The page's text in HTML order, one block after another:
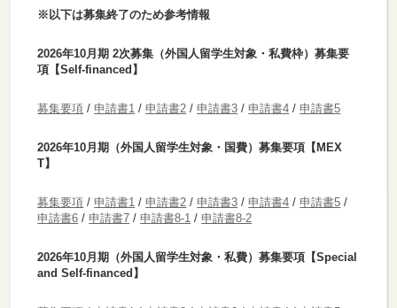
※以下は募集終了のため参考情報
2026年10月期 2次募集（外国人留学生対象・私費枠）募集要
項【Self-financed】
募集要項 /申請書1 /申請書2 /申請書3 /申請書4 /申請書5
2026年10月期（外国人留学生対象・国費）募集要項【MEX
T】
募集要項 /申請書1 /申請書2 /申請書3 /申請書4 /申請書5 /
申請書6 /申請書7 /申請書8-1 /申請書8-2
2026年10月期（外国人留学生対象・私費）募集要項【Special
and Self-financed】